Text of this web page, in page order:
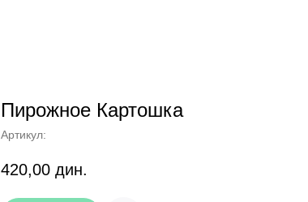
Пирожное Картошка
Артикул:
420,00 дин.